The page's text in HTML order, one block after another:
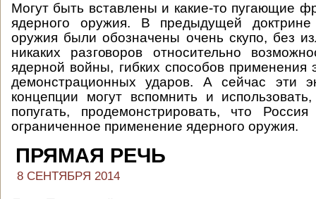
Могут быть вставлены и какие-то пугающие
ядерного оружия. В предыдущей доктрине
оружия были обозначены очень скупо, без
никаких разговоров относительно
ядерной войны, гибких способов применения
демонстрационных ударов. А сейчас эти
концепции могут вспомнить и
попугать, продемонстрировать, что
ограниченное применение ядерного оружия.
ПРЯМАЯ РЕЧЬ
8 СЕНТЯБРЯ 2014